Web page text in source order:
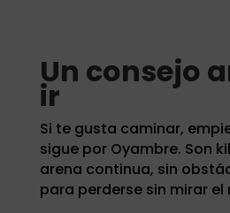
Un consejo
ir
Si te gusta caminar,
sigue por Oyambre. Son
arena continua, sin
para perderse sin mirar el